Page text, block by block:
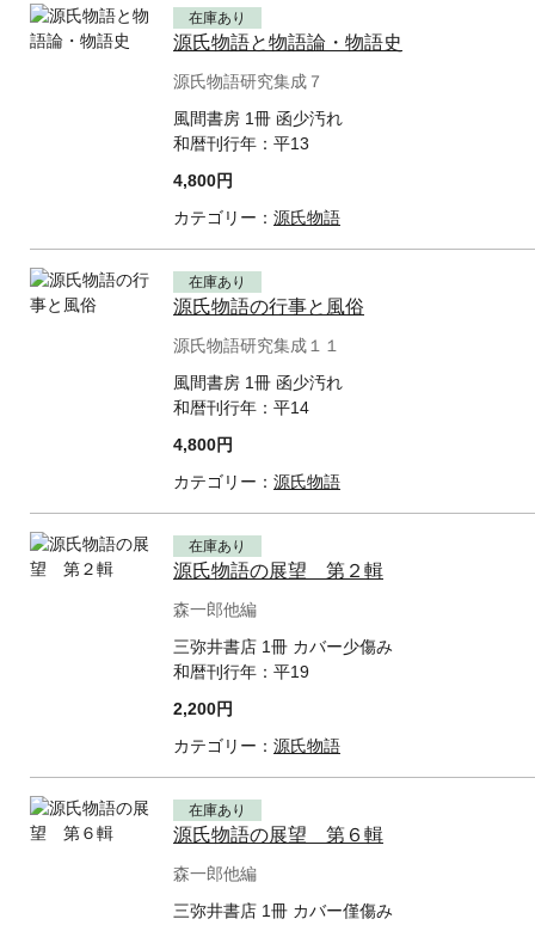
在庫あり
源氏物語と物語論・物語史
源氏物語研究集成７
風間書房 1冊 函少汚れ
和暦刊行年： 平13
4,800円
カテゴリー： 源氏物語
在庫あり
源氏物語の行事と風俗
源氏物語研究集成１１
風間書房 1冊 函少汚れ
和暦刊行年： 平14
4,800円
カテゴリー： 源氏物語
在庫あり
源氏物語の展望 第２輯
森一郎他編
三弥井書店 1冊 カバー少傷み
和暦刊行年： 平19
2,200円
カテゴリー： 源氏物語
在庫あり
源氏物語の展望 第６輯
森一郎他編
三弥井書店 1冊 カバー僅傷み